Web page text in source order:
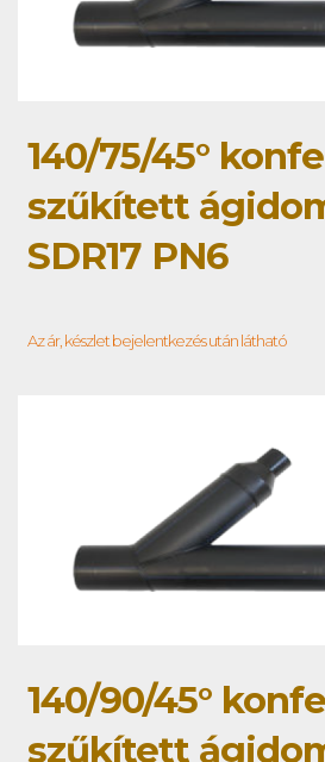
140/75/45°
szűkített
SDR17 PN6
Az ár, készlet bejelentkezés után látható
140/90/45°
szűkített